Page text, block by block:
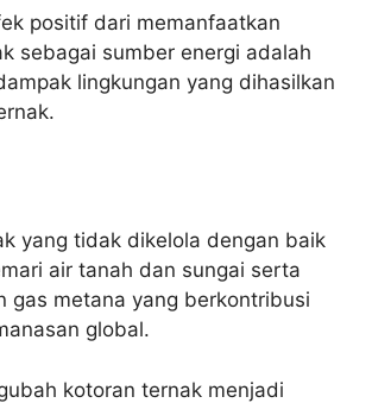
positif dari memanfaatkan
sebagai sumber energi adalah
lingkungan yang dihasilkan
yang tidak dikelola dengan baik
air tanah dan sungai serta
gas metana yang berkontribusi
global.
kotoran ternak menjadi